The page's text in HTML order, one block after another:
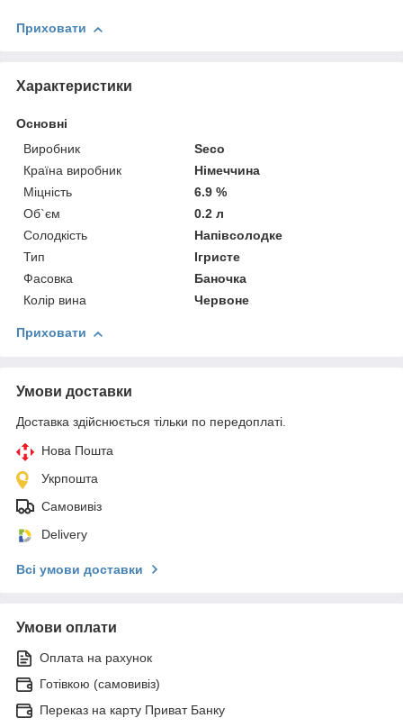
Приховати
Характеристики
Основні
Виробник
Seco
Країна виробник
Німеччина
Міцність
6.9 %
Об`єм
0.2 л
Солодкість
Напівсолодке
Тип
Ігристе
Фасовка
Баночка
Колір вина
Червоне
Приховати
Умови доставки
Доставка здійснюється тільки по передоплаті.
Нова Пошта
Укрпошта
Самовивіз
Delivery
Всі умови доставки
Умови оплати
Оплата на рахунок
Готівкою (самовивіз)
Переказ на карту Приват Банку